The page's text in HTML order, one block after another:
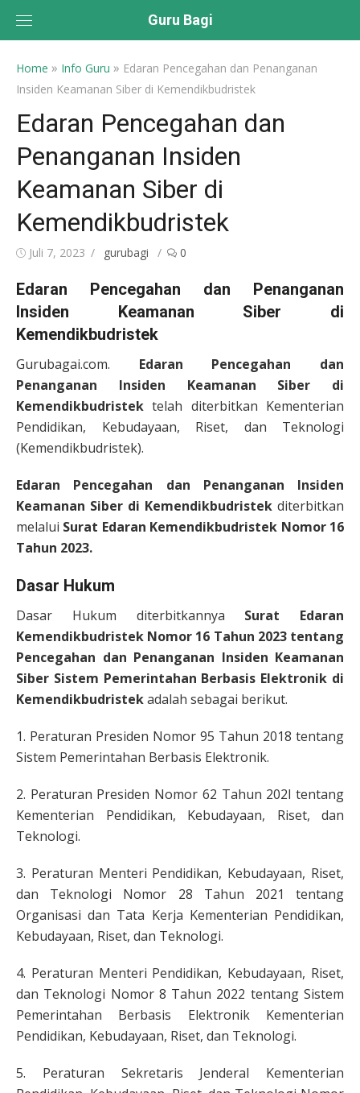
Guru Bagi
Home » Info Guru » Edaran Pencegahan dan Penanganan
Insiden Keamanan Siber di Kemendikbudristek
Edaran Pencegahan dan
Penanganan Insiden
Keamanan Siber di
Kemendikbudristek
Posted
Juli 7, 2023 Author
gurubagi 0
Edaran Pencegahan dan Penanganan
Insiden Keamanan Siber di
Kemendikbudristek
Gurubagai.com. Edaran Pencegahan dan
Penanganan Insiden Keamanan Siber di
Kemendikbudristektelah diterbitkan Kementerian
Pendidikan, Kebudayaan, Riset, dan Teknologi
(Kemendikbudristek).
Edaran Pencegahan dan Penanganan Insiden
Keamanan Siber di Kemendikbudristek diterbitkan
melalui Surat Edaran Kemendikbudristek Nomor 16
Tahun 2023.
Dasar Hukum
Dasar Hukum diterbitkannya Surat Edaran
Kemendikbudristek Nomor 16 Tahun 2023 tentang
Pencegahan dan Penanganan Insiden Keamanan
Siber Sistem Pemerintahan Berbasis Elektronik di
Kemendikbudristekadalah sebagai berikut.
1. Peraturan Presiden Nomor 95 Tahun 2018 tentang
Sistem Pemerintahan Berbasis Elektronik.
2. Peraturan Presiden Nomor 62 Tahun 202l tentang
Kementerian Pendidikan, Kebudayaan, Riset, dan
Teknologi.
3. Peraturan Menteri Pendidikan, Kebudayaan, Riset,
dan Teknologi Nomor 28 Tahun 2021 tentang
Organisasi dan Tata Kerja Kementerian Pendidikan,
Kebudayaan, Riset, dan Teknologi.
4. Peraturan Menteri Pendidikan, Kebudayaan, Riset,
dan Teknologi Nomor 8 Tahun 2022 tentang Sistem
Pemerintahan Berbasis Elektronik Kementerian
Pendidikan, Kebudayaan, Riset, dan Teknologi.
5. Peraturan Sekretaris Jenderal Kementerian